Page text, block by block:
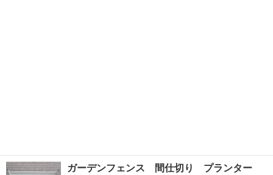
ガーデンフェンス 間仕切り プランター